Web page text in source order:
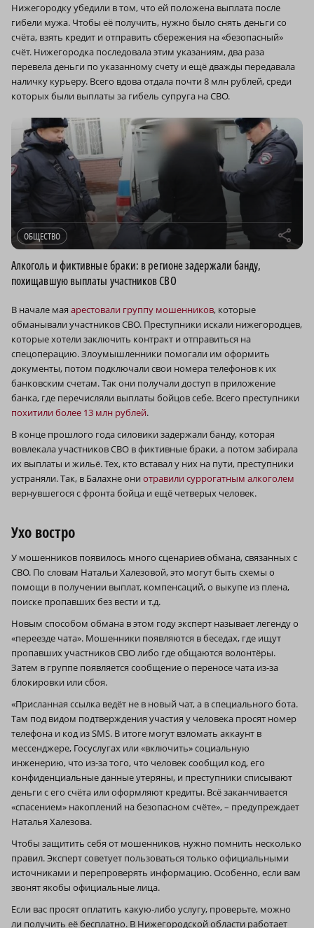
Нижегородку убедили в том, что ей положена выплата после
гибели мужа. Чтобы её получить, нужно было снять деньги со
счёта, взять кредит и отправить сбережения на «безопасный»
счёт. Нижегородка последовала этим указаниям, два раза
перевела деньги по указанному счету и ещё дважды передавала
наличку курьеру. Всего вдова отдала почти 8 млн рублей, среди
которых были выплаты за гибель супруга на СВО.
ОБЩЕСТВО r
Алкоголь и фиктивные браки: в регионе задержали банду,
похищавшую выплаты участников СВО
В начале мая арестовали группу мошенников, которые
обманывали участников СВО. Преступники искали нижегородцев,
которые хотели заключить контракт и отправиться на
спецоперацию. Злоумышленники помогали им оформить
документы, потом подключали свои номера телефонов к их
банковским счетам. Так они получали доступ в приложение
банка, где перечисляли выплаты бойцов себе. Всего преступники
похитили более 13 млн рублей.
В конце прошлого года силовики задержали банду, которая
вовлекала участников СВО в фиктивные браки, а потом забирала
их выплаты и жильё. Тех, кто вставал у них на пути, преступники
устраняли. Так, в Балахне они отравили суррогатным алкоголем
вернувшегося с фронта бойца и ещё четверых человек.
Ухо востро
У мошенников появилось много сценариев обмана, связанных с
СВО. По словам Натальи Халезовой, это могут быть схемы о
помощи в получении выплат, компенсаций, о выкупе из плена,
поиске пропавших без вести и т.д.
Новым способом обмана в этом году эксперт называет легенду о
«переезде чата». Мошенники появляются в беседах, где ищут
пропавших участников СВО либо где общаются волонтёры.
Затем в группе появляется сообщение о переносе чата из-за
блокировки или сбоя.
«Присланная ссылка ведёт не в новый чат, а в специального бота.
Там под видом подтверждения участия у человека просят номер
телефона и код из SMS. В итоге могут взломать аккаунт в
мессенджере, Госуслугах или «включить» социальную
инженерию, что из-за того, что человек сообщил код, его
конфиденциальные данные утеряны, и преступники списывают
деньги с его счёта или оформляют кредиты. Всё заканчивается
«спасением» накоплений на безопасном счёте», – предупреждает
Наталья Халезова.
Чтобы защитить себя от мошенников, нужно помнить несколько
правил. Эксперт советует пользоваться только официальными
источниками и перепроверять информацию. Особенно, если вам
звонят якобы официальные лица.
Если вас просят оплатить какую-либо услугу, проверьте, можно
ли получить её бесплатно. В Нижегородской области работает